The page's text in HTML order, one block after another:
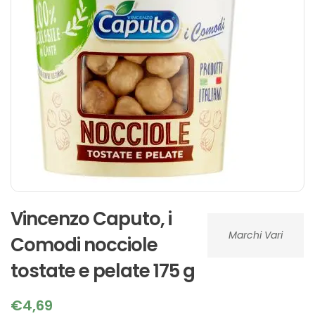
Marchi Vari
Vincenzo Caputo, i
Comodi nocciole
tostate e pelate 175 g
€4,69